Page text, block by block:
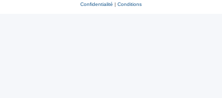
Confidentialité | Conditions